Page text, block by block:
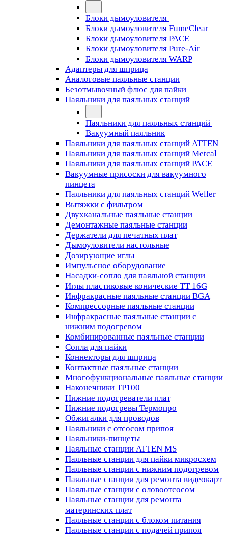
Блоки дымоуловителя
Блоки дымоуловителя FumeClear
Блоки дымоуловителя PACE
Блоки дымоуловителя Pure-Air
Блоки дымоуловителя WARP
Адаптеры для шприца
Аналоговые паяльные станции
Безотмывочный флюс для пайки
Паяльники для паяльных станций
Паяльники для паяльных станций
Вакуумный паяльник
Паяльники для паяльных станций ATTEN
Паяльники для паяльных станций Metcal
Паяльники для паяльных станций PACE
Вакуумные присоски для вакуумного
пинцета
Паяльники для паяльных станций Weller
Вытяжки с фильтром
Двухканальные паяльные станции
Демонтажные паяльные станции
Держатели для печатных плат
Дымоуловители настольные
Дозирующие иглы
Импульсное оборудование
Насадки-сопло для паяльной станции
Иглы пластиковые конические TT 16G
Инфракрасные паяльные станции BGA
Компрессорные паяльные станции
Инфракрасные паяльные станции с
нижним подогревом
Комбинированные паяльные станции
Сопла для пайки
Коннекторы для шприца
Контактные паяльные станции
Многофункциональные паяльные станции
Наконечники TP100
Нижние подогреватели плат
Нижние подогревы Термопро
Обжигалки для проводов
Паяльники с отсосом припоя
Паяльники-пинцеты
Паяльные станции ATTEN MS
Паяльные станции для пайки микросхем
Паяльные станции с нижним подогревом
Паяльные станции для ремонта видеокарт
Паяльные станции с оловоотсосом
Паяльные станции для ремонта
материнских плат
Паяльные станции с блоком питания
Паяльные станции с подачей припоя